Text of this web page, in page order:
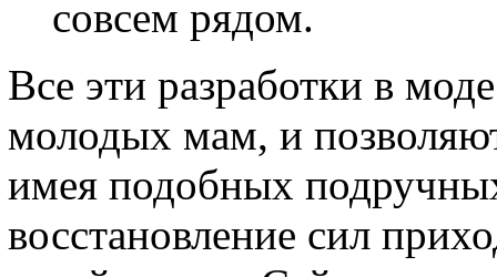
совсем рядом.
Все эти разработки в
молодых мам, и
имея подобных
восстановление сил